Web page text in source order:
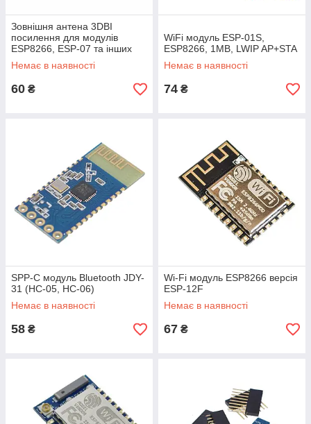
Зовнішня антена 3DBI
посилення для модулів
ESP8266, ESP-07 та інших
Немає в наявності
60 ₴
WiFi модуль ESP-01S,
ESP8266, 1MB, LWIP AP+STA
Немає в наявності
74 ₴
SPP-C модуль Bluetooth JDY-
31 (HC-05, HC-06)
Немає в наявності
58 ₴
Wi-Fi модуль ESP8266 версія
ESP-12F
Немає в наявності
67 ₴